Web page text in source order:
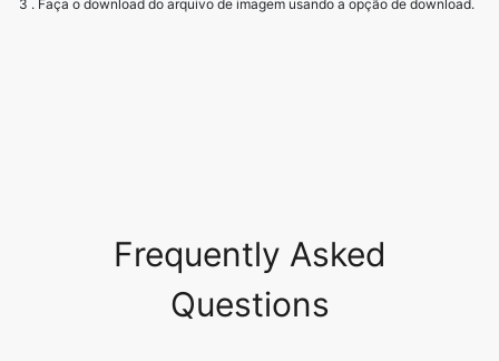
O que é compressão de imagem?